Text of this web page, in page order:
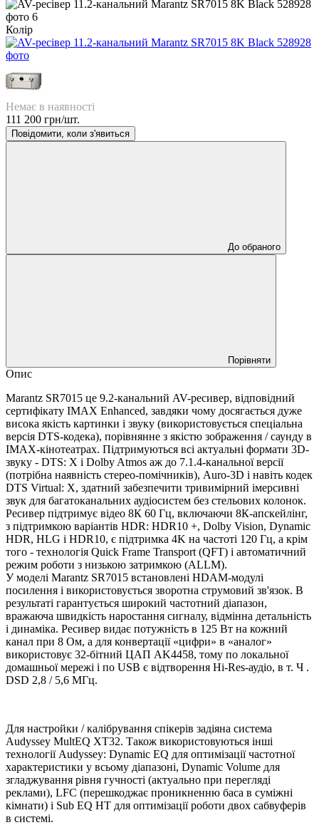
Колір
Немає в наявності
111 200 грн/шт.
Повідомити, коли з'явиться
До обраного
Порівняти
Опис
Marantz SR7015 це 9.2-канальний AV-ресивер, відповідний
сертифікату IMAX Enhanced, завдяки чому досягається дуже
висока якість картинки і звуку (використовується спеціальна
версія DTS-кодека), порівнянне з якістю зображення / саунду в
IMAX-кінотеатрах. Підтримуються всі актуальні формати 3D-
звуку - DTS: X і Dolby Atmos аж до 7.1.4-канальної версії
(потрібна наявність стерео-помічників), Auro-3D і навіть кодек
DTS Virtual: X, здатний забезпечити тривимірний імерсивні
звук для багатоканальних аудіосистем без стельових колонок.
Ресивер підтримує відео 8К 60 Гц, включаючи 8К-апскейлінг,
з підтримкою варіантів HDR: HDR10 +, Dolby Vision, Dynamic
HDR, HLG і HDR10, є підтримка 4K на частоті 120 Гц, а крім
того - технологія Quick Frame Transport (QFT) і автоматичний
режим роботи з низькою затримкою (ALLM).
У моделі Marantz SR7015 встановлені HDAM-модулі
посилення і використовується зворотна струмовий зв'язок. В
результаті гарантується широкий частотний діапазон,
вражаюча швидкість наростання сигналу, відмінна детальність
і динаміка. Ресивер видає потужність в 125 Вт на кожний
канал при 8 Ом, а для конвертації «цифри» в «аналог»
використовує 32-бітний ЦАП AK4458, тому по локальної
домашньої мережі і по USB є відтворення Hi-Res-аудіо, в т. Ч .
DSD 2,8 / 5,6 МГц.
Для настройки / калібрування спікерів задіяна система
Audyssey MultEQ XT32. Також використовуються інші
технології Audyssey: Dynamic EQ для оптимізації частотної
характеристики у всьому діапазоні, Dynamic Volume для
згладжування рівня гучності (актуально при перегляді
реклами), LFC (перешкоджає проникненню баса в суміжні
кімнати) і Sub EQ HT для оптимізації роботи двох сабвуферів
в системі.